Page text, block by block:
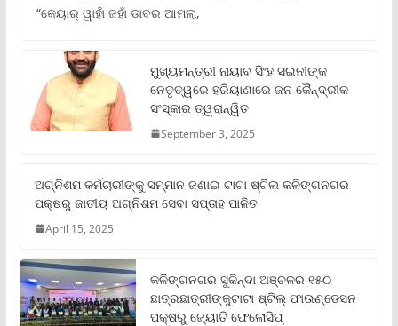
“କେୟାର୍ ୱାହାଁ ଜହାଁ ଡାବର ଆମଲା,
ମୁଖ୍ୟମନ୍ତ୍ରୀ ନାୟାବ ସିଂହ ସଇନୀଙ୍କ
ନେତୃତ୍ୱରେ ହରିୟାଣାରେ ଜନ କୈନ୍ଦ୍ରୀକ
ସଂସ୍କାର ତ୍ୱରାନ୍ୱିତ
September 3, 2025
ଅଗ୍ନିଶମ କର୍ମଚାରୀଙ୍କୁ ସମ୍ମାନ ଜଣାଇ ଟାଟା ଷ୍ଟିଲ କଳିଙ୍ଗନଗର
ପକ୍ଷରୁ ଜାତୀୟ ଅଗ୍ନିଶମ ସେବା ସପ୍ତାହ ପାଳିତ
April 15, 2025
କଳିଙ୍ଗନଗର ସୁକିନ୍ଦା ଅଞ୍ଚଳର ୧୫୦
ଛାତ୍ରଛାତ୍ରୀଙ୍କୁଟାଟା ଷ୍ଟିଲ୍ ଫାଉଣ୍ଡେସନ
ପକ୍ଷରୁ ଜ୍ୟୋତି ଫେଲୋସିପ୍‌